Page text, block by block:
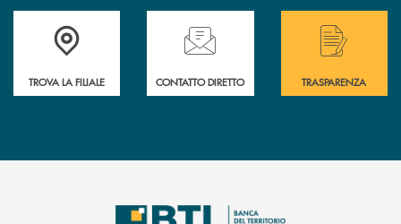
Accedi all' elenco completo delle filiali .
TROVA LA FILIALE
Hai bisogno di assistenza immediata?
CONTATTO DIRETTO
Hai bisogno di
TRASPARENZA